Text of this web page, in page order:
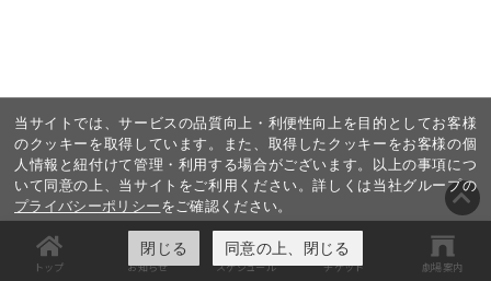
トップ お知らせ スケジュール チケット 劇場案内
当サイトでは、サービスの品質向上・利便性向上を目的としてお客様
のクッキーを取得しています。また、取得したクッキーをお客様の個
人情報と紐付けて管理・利用する場合がございます。以上の事項につ
いて同意の上、当サイトをご利用ください。詳しくは当社グループの
プライバシーポリシーをご確認ください。
閉じる 同意の上、閉じる